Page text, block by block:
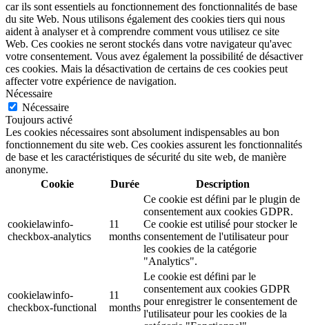
car ils sont essentiels au fonctionnement des fonctionnalités de base
du site Web. Nous utilisons également des cookies tiers qui nous
aident à analyser et à comprendre comment vous utilisez ce site
Web. Ces cookies ne seront stockés dans votre navigateur qu'avec
votre consentement. Vous avez également la possibilité de désactiver
ces cookies. Mais la désactivation de certains de ces cookies peut
affecter votre expérience de navigation.
Nécessaire
Nécessaire
Toujours activé
Les cookies nécessaires sont absolument indispensables au bon
fonctionnement du site web. Ces cookies assurent les fonctionnalités
de base et les caractéristiques de sécurité du site web, de manière
anonyme.
Cookie
Durée Description
cookielawinfo-
checkbox-analytics
11
months
Ce cookie est défini par le plugin de
consentement aux cookies GDPR.
Ce cookie est utilisé pour stocker le
consentement de l'utilisateur pour
les cookies de la catégorie
"Analytics".
cookielawinfo-
checkbox-functional
11
months
Le cookie est défini par le
consentement aux cookies GDPR
pour enregistrer le consentement de
l'utilisateur pour les cookies de la